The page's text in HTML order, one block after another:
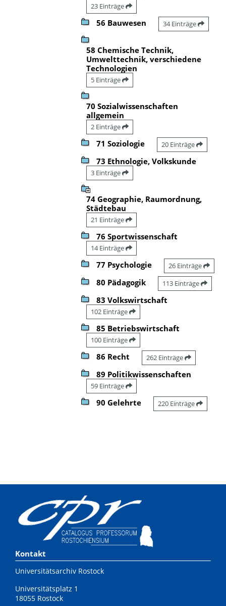
23 Einträge
56 Bauwesen 34 Einträge
58 Chemische Technik,
Umwelttechnik, verschiedene
Technologien
5 Einträge
70 Sozialwissenschaften
allgemein
2 Einträge
71 Soziologie 20 Einträge
73 Ethnologie, Volkskunde
3 Einträge
74 Geographie, Raumordnung,
Städtebau
21 Einträge
76 Sportwissenschaft
14 Einträge
77 Psychologie 26 Einträge
80 Pädagogik 113 Einträge
83 Volkswirtschaft
102 Einträge
85 Betriebswirtschaft
100 Einträge
86 Recht 262 Einträge
89 Politikwissenschaften
59 Einträge
90 Gelehrte 220 Einträge
Kontakt
Universitätsarchiv Rostock
Universitätsplatz 1
18055 Rostock